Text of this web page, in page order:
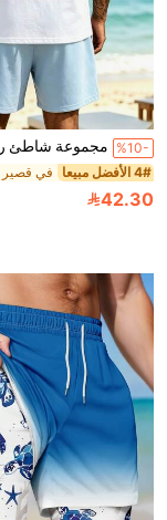
%10-
4# الأفضل مبيعا
42.30